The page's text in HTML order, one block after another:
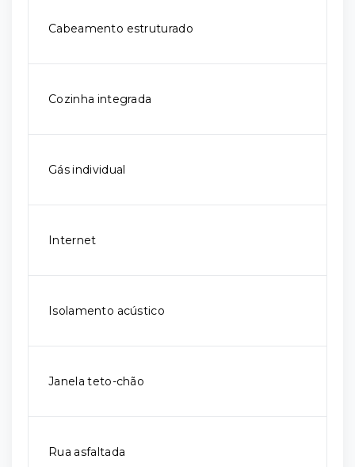
Cabeamento estruturado
Cozinha integrada
Gás individual
Internet
Isolamento acústico
Janela teto-chão
Rua asfaltada